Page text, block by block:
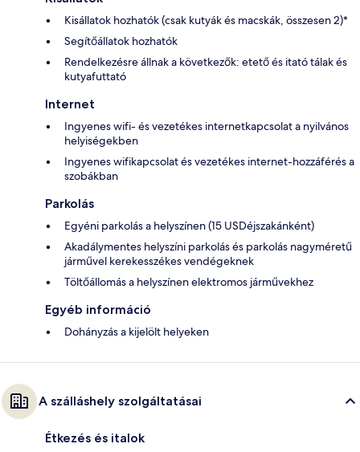
Kisállatok hozhatók (csak kutyák és macskák, összesen 2)*
Segítőállatok hozhatók
Rendelkezésre állnak a következők: etető és itató tálak és
kutyafuttató
Internet
Ingyenes wifi- és vezetékes internetkapcsolat a nyilvános
helyiségekben
Ingyenes wifikapcsolat és vezetékes internet-hozzáférés a
szobákban
Parkolás
Egyéni parkolás a helyszínen (15 USDéjszakánként)
Akadálymentes helyszíni parkolás és parkolás nagyméretű
járművel kerekesszékes vendégeknek
Töltőállomás a helyszínen elektromos járművekhez
Egyéb információ
Dohányzás a kijelölt helyeken
A szálláshely szolgáltatásai
Étkezés és italok